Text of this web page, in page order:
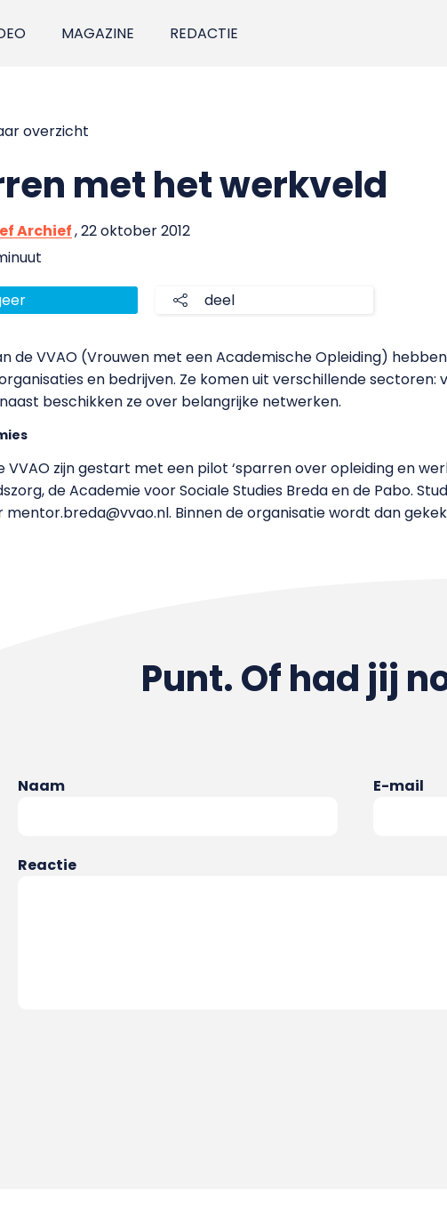
MAGAZINE REDACTIE
overzicht
met het werkveld
Archief, 22 oktober 2012
deel
de VVAO (Vrouwen met een Academische Opleiding)
en bedrijven. Ze komen uit verschillende
beschikken ze over belangrijke netwerken.
VVAO zijn gestart met een pilot ‘sparren over opleiding en
de Academie voor Sociale Studies Breda en de Pabo.
mentor.breda@vvao.nl. Binnen de organisatie wordt dan
Punt. Of had jij
Naam E-mail
Reactie